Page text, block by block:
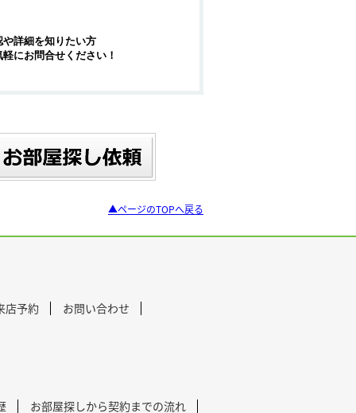
詳細を知りたい方
にお問合せください！
▲ページのTOPへ戻る
店予約 お問い合わせ
お部屋探しから契約までの流れ